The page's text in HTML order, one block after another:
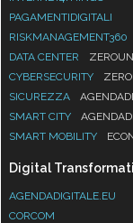
PAGAMENTIDIGITALI
RISKMANAGEMENT360
DATA CENTER
CYBERSECURITY
SICUREZZA
SMART CITY
SMART MOBILITY
Digital
AGENDADIGITALE.EU
CORCOM